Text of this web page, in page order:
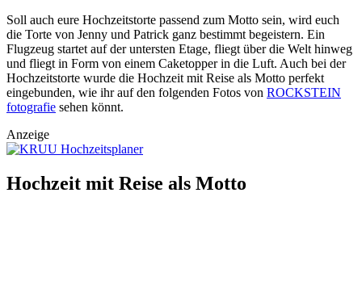
Soll auch eure Hochzeitstorte passend zum Motto sein, wird euch
die Torte von Jenny und Patrick ganz bestimmt begeistern. Ein
Flugzeug startet auf der untersten Etage, fliegt über die Welt hinweg
und fliegt in Form von einem Caketopper in die Luft. Auch bei der
Hochzeitstorte wurde die Hochzeit mit Reise als Motto perfekt
eingebunden, wie ihr auf den folgenden Fotos von ROCKSTEIN
fotografie sehen könnt.
Anzeige
Hochzeit mit Reise als Motto